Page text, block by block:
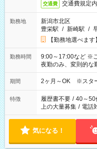
交通費 交通費規定
勤務地
新潟市北区
豊栄駅 / 新崎駅 /
【勤務地選べま
勤務時間
9:00～17:00など ※ご希望の時間帯をご相談ください。 ※日勤、
夜勤のみ、変則的な
期間 2ヶ月～OK ※スター
特徴 履歴書不要 / 40～50
上の大量募集 / 電話
気になる！